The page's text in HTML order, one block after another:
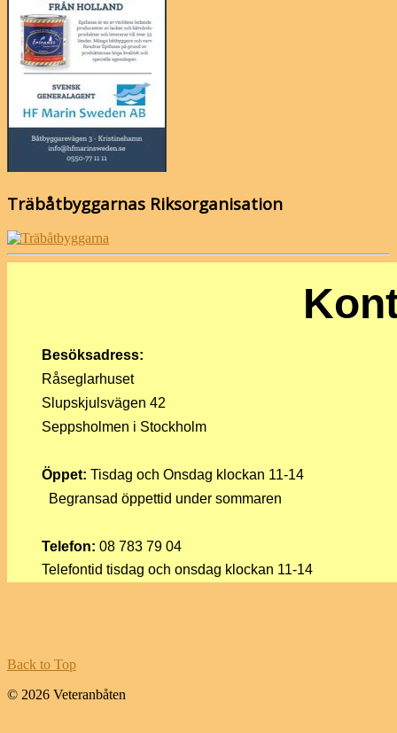
Träbåtbyggarnas Riksorganisation
Besöksadress:
Råseglarhuset
Slupskjulsvägen 42
Seppsholmen i Stockholm
Öppet: Tisdag och Onsdag klockan 11-14
Begransad öppettid under sommaren
Telefon: 08 783 79 04
Telefontid tisdag och onsdag klockan 11-14
Back to Top
© 2026 Veteranbåten